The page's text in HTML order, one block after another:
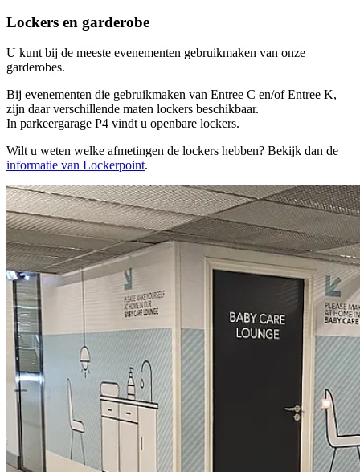
Lockers en garderobe
U kunt bij de meeste evenementen gebruikmaken van onze
garderobes.
Bij evenementen die gebruikmaken van Entree C en/of Entree K,
zijn daar verschillende maten lockers beschikbaar.
In parkeergarage P4 vindt u openbare lockers.
Wilt u weten welke afmetingen de lockers hebben? Bekijk dan de
informatie van Lockerpoint.